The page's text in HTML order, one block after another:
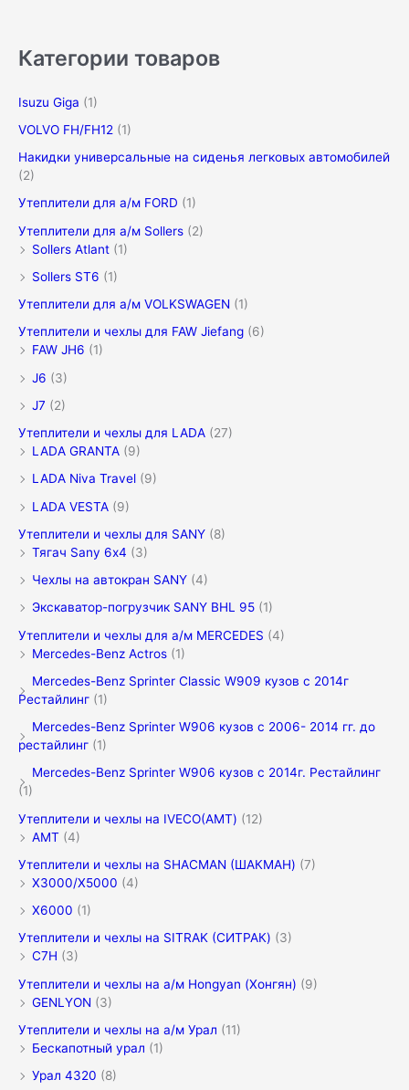
Категории товаров
Isuzu Giga (1)
VOLVO FH/FH12 (1)
Накидки универсальные на сиденья легковых автомобилей
(2)
Утеплители для а/м FORD (1)
Утеплители для а/м Sollers (2)
Sollers Atlant (1)
Sollers ST6 (1)
Утеплители для а/м VOLKSWAGEN (1)
Утеплители и чехлы для FAW Jiefang (6)
FAW JH6 (1)
J6 (3)
J7 (2)
Утеплители и чехлы для LADA (27)
LADA GRANTA (9)
LADA Niva Travel (9)
LADA VESTA (9)
Утеплители и чехлы для SANY (8)
Тягач Sany 6х4 (3)
Чехлы на автокран SANY (4)
Экскаватор-погрузчик SANY BHL 95 (1)
Утеплители и чехлы для а/м MERCEDES (4)
Mercedes-Benz Actros (1)
Mercedes-Benz Sprinter Classic W909 кузов с 2014г
Рестайлинг (1)
Mercedes-Benz Sprinter W906 кузов с 2006- 2014 гг. до
рестайлинг (1)
Mercedes-Benz Sprinter W906 кузов с 2014г. Рестайлинг
(1)
Утеплители и чехлы на IVECO(АМТ) (12)
АМТ (4)
Утеплители и чехлы на SHACMAN (ШАКМАН) (7)
X3000/Х5000 (4)
X6000 (1)
Утеплители и чехлы на SITRAK (СИТРАК) (3)
C7H (3)
Утеплители и чехлы на а/м Hongyan (Хонгян) (9)
GENLYON (3)
Утеплители и чехлы на а/м Урал (11)
Бескапотный урал (1)
Урал 4320 (8)